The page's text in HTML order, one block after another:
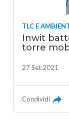
TLC E
Inwit
torre
27 Set 2021
Condividi